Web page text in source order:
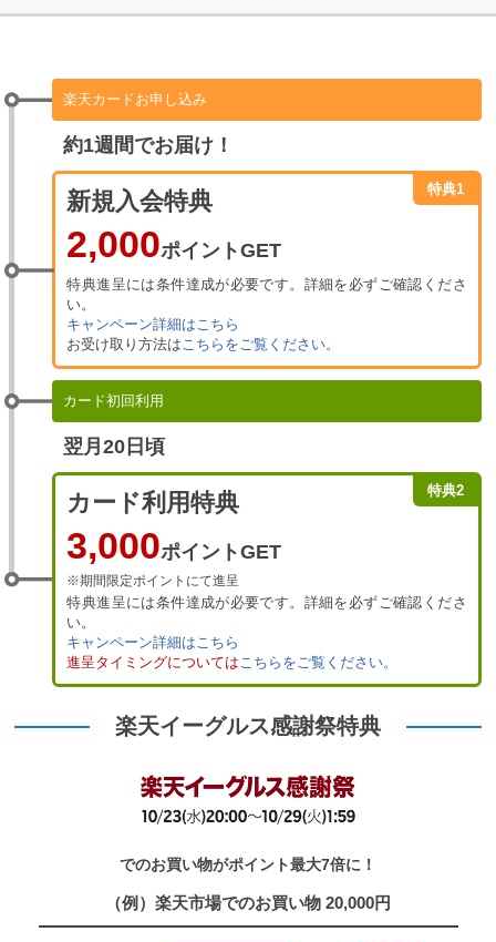
楽天カードお申し込み
約1週間でお届け！
特典1
新規入会特典
2,000ポイントGET
特典進呈には条件達成が必要です。詳細を必ずご確認くださ
い。
キャンペーン詳細はこちら
お受け取り方法は こちらをご覧ください。
カード初回利用
翌月20日頃
特典2
カード利用特典
3,000ポイントGET
※期間限定ポイントにて進呈
特典進呈には条件達成が必要です。詳細を必ずご確認くださ
い。
キャンペーン詳細はこちら
進呈タイミングについてはこちらをご覧ください。
楽天イーグルス感謝祭特典
でのお買い物がポイント最大7倍に！
（例）楽天市場でのお買い物 20,000円